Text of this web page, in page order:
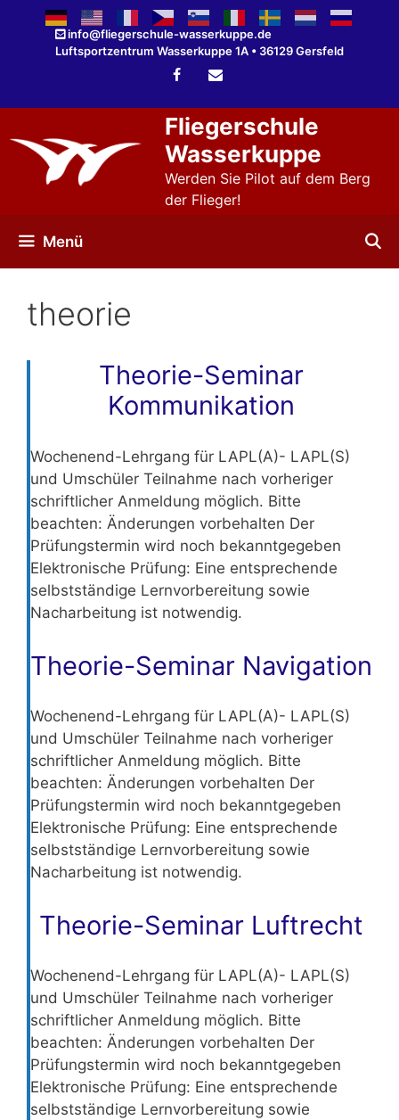
springen
info@fliegerschule-wasserkuppe.de
Luftsportzentrum Wasserkuppe 1A • 36129 Gersfeld
Fliegerschule
Wasserkuppe
Werden Sie Pilot auf dem Berg
der Flieger!
Menü
theorie
Theorie-Seminar
Kommunikation
Wochenend-Lehrgang für LAPL(A)- LAPL(S)
und Umschüler Teilnahme nach vorheriger
schriftlicher Anmeldung möglich. Bitte
beachten: Änderungen vorbehalten Der
Prüfungstermin wird noch bekanntgegeben
Elektronische Prüfung: Eine entsprechende
selbstständige Lernvorbereitung sowie
Nacharbeitung ist notwendig.
Theorie-Seminar Navigation
Wochenend-Lehrgang für LAPL(A)- LAPL(S)
und Umschüler Teilnahme nach vorheriger
schriftlicher Anmeldung möglich. Bitte
beachten: Änderungen vorbehalten Der
Prüfungstermin wird noch bekanntgegeben
Elektronische Prüfung: Eine entsprechende
selbstständige Lernvorbereitung sowie
Nacharbeitung ist notwendig.
Theorie-Seminar Luftrecht
Wochenend-Lehrgang für LAPL(A)- LAPL(S)
und Umschüler Teilnahme nach vorheriger
schriftlicher Anmeldung möglich. Bitte
beachten: Änderungen vorbehalten Der
Prüfungstermin wird noch bekanntgegeben
Elektronische Prüfung: Eine entsprechende
selbstständige Lernvorbereitung sowie